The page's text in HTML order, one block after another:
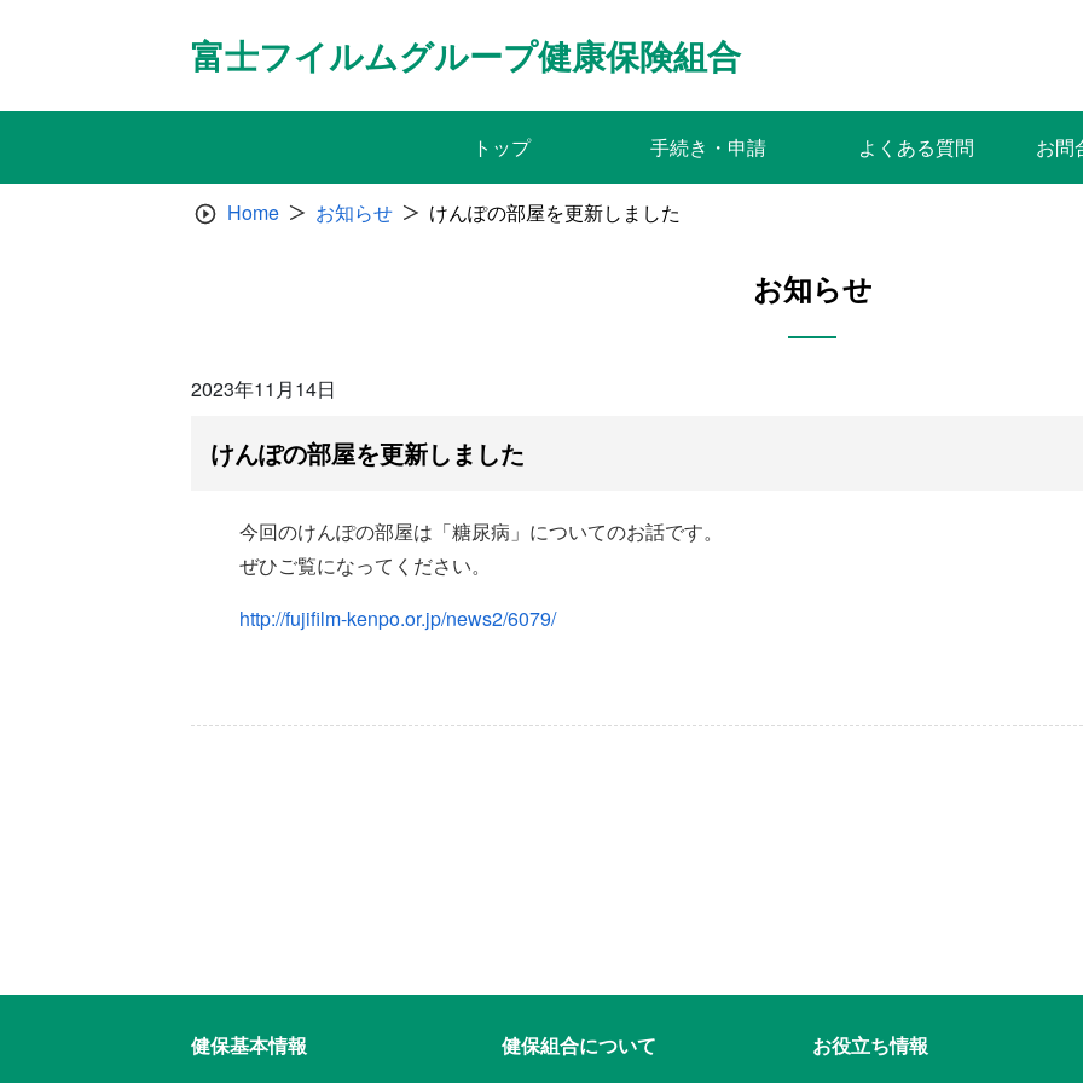
富士フイルムグループ健康保険組合
トップ 手続き・申請 よくある質問 お問
Home お知らせ けんぽの部屋を更新しました
お知らせ
2023年11月14日
けんぽの部屋を更新しました
今回のけんぽの部屋は「糖尿病」についてのお話です。
ぜひご覧になってください。
http://fujifilm-kenpo.or.jp/news2/6079/
健保基本情報 健保組合について お役立ち情報